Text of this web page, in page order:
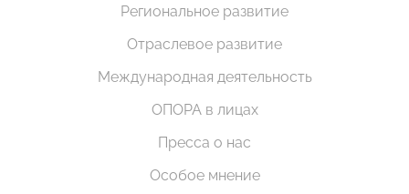
Региональное развитие
Отраслевое развитие
Международная деятельность
ОПОРА в лицах
Пресса о нас
Особое мнение